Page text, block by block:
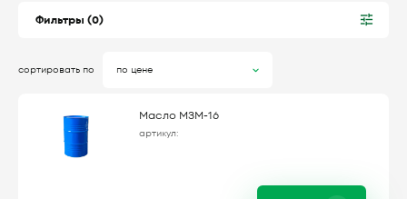
Фильтры (0)
сортировать по по цене
Масло МЗМ-16
артикул: